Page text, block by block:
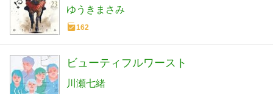
ゆうきまさみ
162
ビューティフルワースト
川瀬七緒